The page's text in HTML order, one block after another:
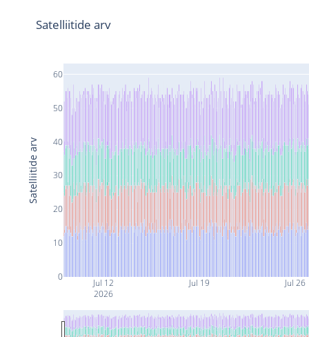
Jul 12
2026
Jul 19 Jul 26
0
10
20
30
40
50
60
Satelliitide arv
Satelliitide arv